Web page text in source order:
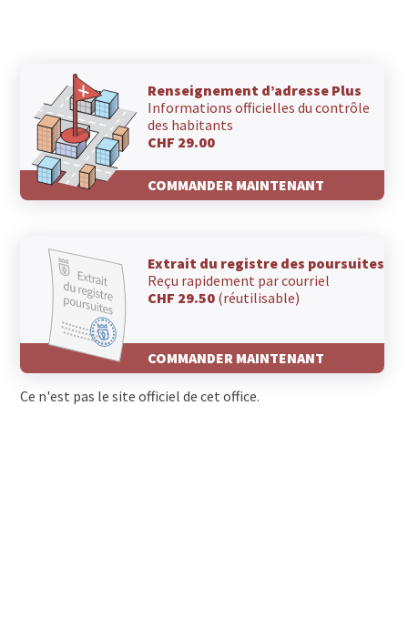
Renseignement d’adresse Plus
Informations officielles du contrôle
des habitants
CHF 29.00
COMMANDER MAINTENANT
Extrait du registre des poursuites
Reçu rapidement par courriel
CHF 29.50 (réutilisable)
COMMANDER MAINTENANT
Ce n'est pas le site officiel de cet office.